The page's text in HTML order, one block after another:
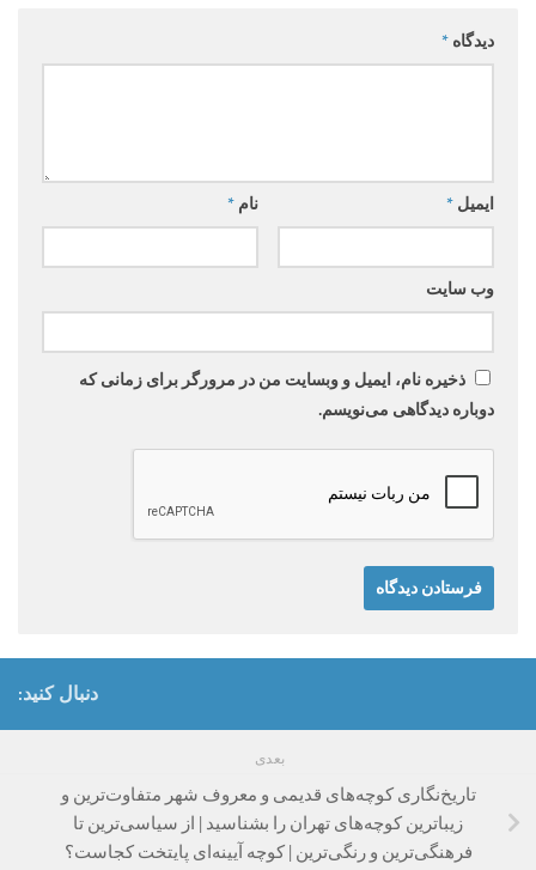
دیدگاه *
نام * ایمیل *
وب‌ سایت
ذخیره نام، ایمیل و وبسایت من در مرورگر برای زمانی که
دوباره دیدگاهی می‌نویسم.
دنبال کنید:
بعدی
تاریخ‌نگاری کوچه‌های قدیمی و معروف شهر متفاوت‌ترین و
زیباترین کوچه‌های تهران را بشناسید | از سیاسی‌ترین تا
فرهنگی‌ترین و رنگی‌ترین | کوچه آیینه‌ای پایتخت کجاست؟